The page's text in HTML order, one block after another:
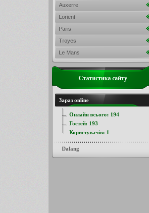
Auxerre
Lorient
Paris
Troyes
Le Mans
Статистика сайту
Зараз online
Онлайн всього: 194
Гостей: 193
Користувачів: 1
Dalang